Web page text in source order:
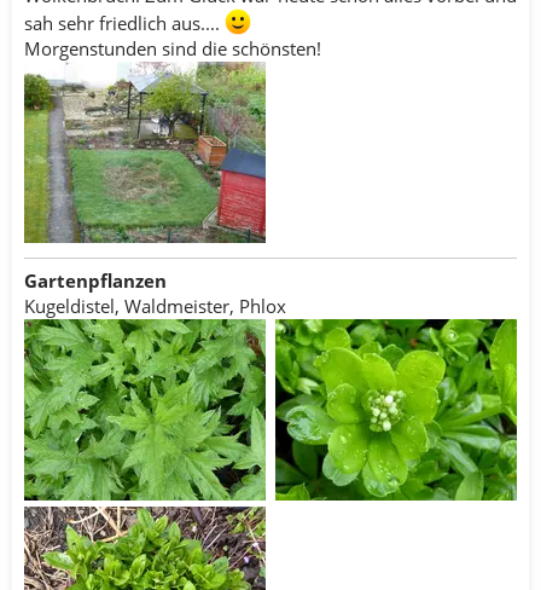
sah sehr friedlich aus....
Morgenstunden sind die schönsten!
Gartenpflanzen
Kugeldistel, Waldmeister, Phlox